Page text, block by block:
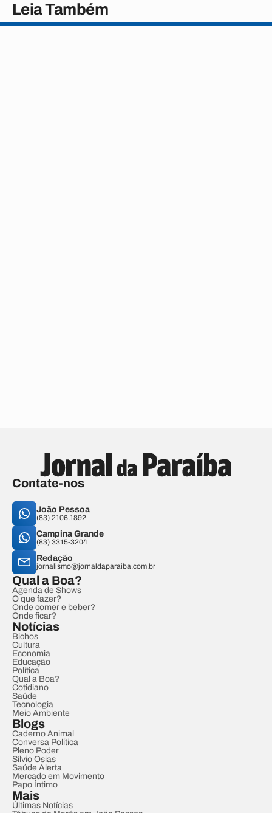
Leia Também
Contate-nos
João Pessoa
(83) 2106.1892
Campina Grande
(83) 3315-3204
Redação
jornalismo@jornaldaparaiba.com.br
Qual a Boa?
Agenda de Shows
O que fazer?
Onde comer e beber?
Onde ficar?
Notícias
Bichos
Cultura
Economia
Educação
Política
Qual a Boa?
Cotidiano
Saúde
Tecnologia
Meio Ambiente
Blogs
Caderno Animal
Conversa Política
Pleno Poder
Sílvio Osias
Saúde Alerta
Mercado em Movimento
Papo Íntimo
Mais
Últimas Notícias